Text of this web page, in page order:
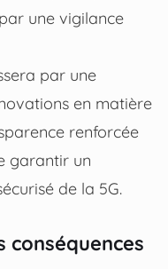
une vigilance
par une
en matière
renforcée
garantir un
de la 5G.
conséquences